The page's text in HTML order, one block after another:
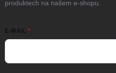
produktech na našem e-shopu.
E-MAIL